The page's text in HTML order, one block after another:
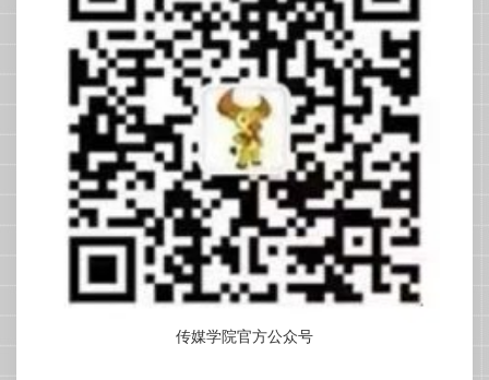
传媒学院官方公众号